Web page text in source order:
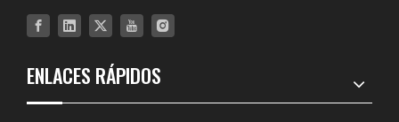
ENLACES RÁPIDOS